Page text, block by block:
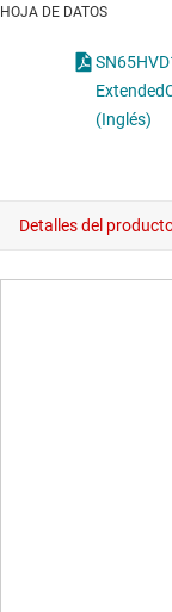
HOJA DE DATOS
(Inglés)